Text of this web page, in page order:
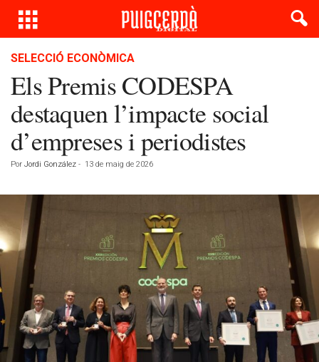
SELECCIÓ ECONÒMICA
Els Premis CODESPA
destaquen l’impacte social
d’empreses i periodistes
Por Jordi González - 13 de maig de 2026